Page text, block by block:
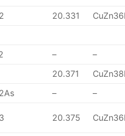
20.331
–
–
20.371
– –
20.375